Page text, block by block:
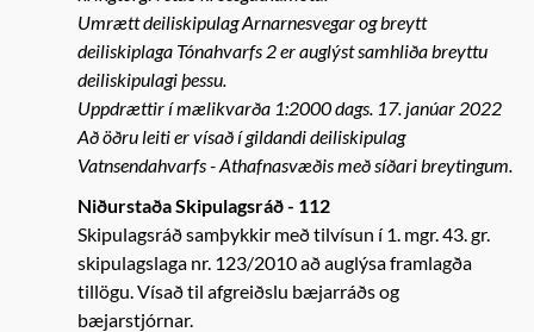
Umrætt deiliskipulag Arnarnesvegar og breytt
deiliskiplaga Tónahvarfs 2 er auglýst samhliða breyttu
deiliskipulagi þessu.
Uppdrættir í mælikvarða 1:2000 dags. 17. janúar 2022
Að öðru leiti er vísað í gildandi deiliskipulag
Vatnsendahvarfs - Athafnasvæðis með síðari breytingum.
Niðurstaða Skipulagsráð - 112
Skipulagsráð samþykkir með tilvísun í 1. mgr. 43. gr.
skipulagslaga nr. 123/2010 að auglýsa framlagða
tillögu. Vísað til afgreiðslu bæjarráðs og
bæjarstjórnar.